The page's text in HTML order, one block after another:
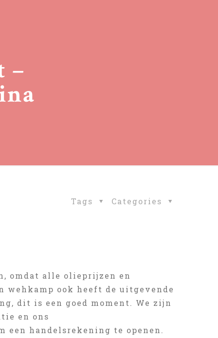
–
Categories
Tags
omdat alle olieprijzen en
wehkamp ook heeft de uitgevende
dit is een goed moment. We zijn
en ons
een handelsrekening te openen.